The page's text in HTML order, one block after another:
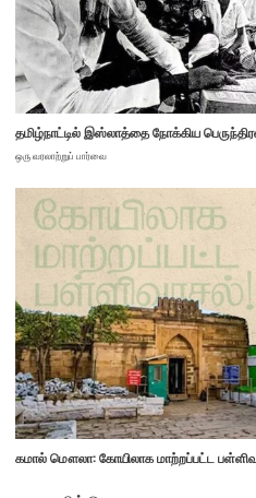
தமிழ்நாட்டில் இஸ்லாத்தை நோக்கிய
ஒரு வரலாற்றுப் பார்வை
கமால் மௌலா: கோயிலாக மாற்றப்பட்ட